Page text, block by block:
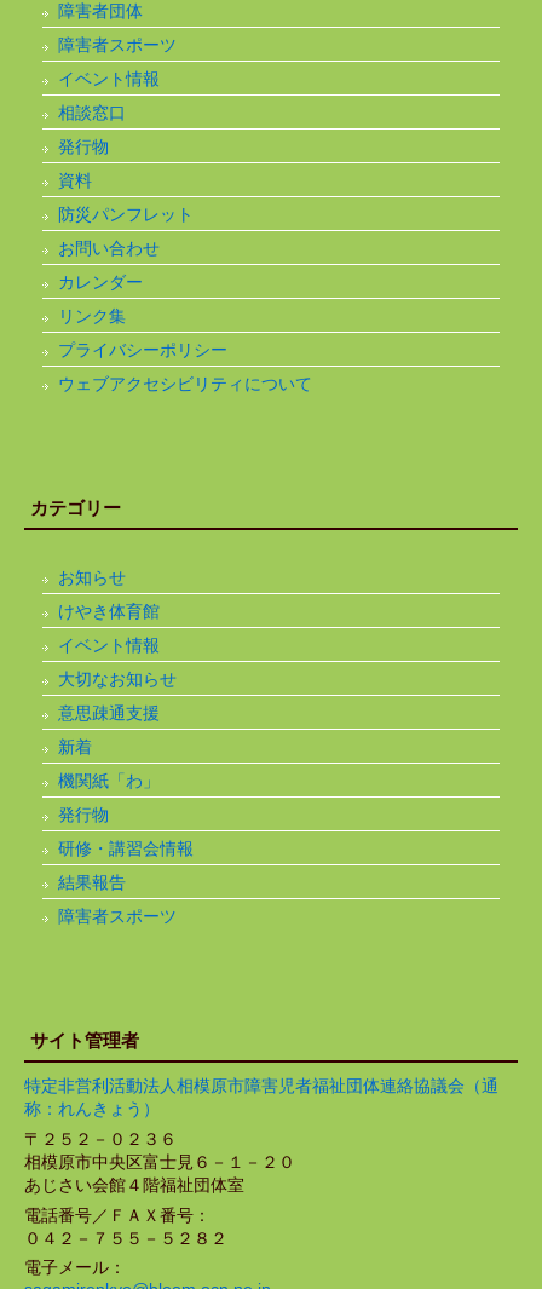
障害者団体
障害者スポーツ
イベント情報
相談窓口
発行物
資料
防災パンフレット
お問い合わせ
カレンダー
リンク集
プライバシーポリシー
ウェブアクセシビリティについて
カテゴリー
お知らせ
けやき体育館
イベント情報
大切なお知らせ
意思疎通支援
新着
機関紙「わ」
発行物
研修・講習会情報
結果報告
障害者スポーツ
サイト管理者
特定非営利活動法人相模原市障害児者福祉団体連絡協議会（通
称：れんきょう）
〒２５２－０２３６
相模原市中央区富士見６－１－２０
あじさい会館４階福祉団体室
電話番号／ＦＡＸ番号：
０４２－７５５－５２８２
電子メール：